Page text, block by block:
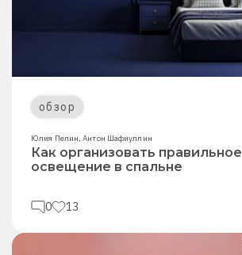
обзор
Юлия Пелин,Антон Шафиуллин
Как организовать правильное
освещение в спальне
0 13